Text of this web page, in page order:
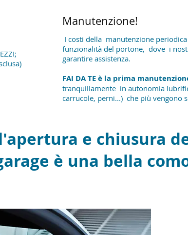
Manutenzione!
I costi della manutenzione
funzionalità del portone, dove i
garantire assistenza.
FAI DA TE è la prima
tranquillamente in autonomia
carrucole, perni...) che più vengono
e chiusura
è una bella